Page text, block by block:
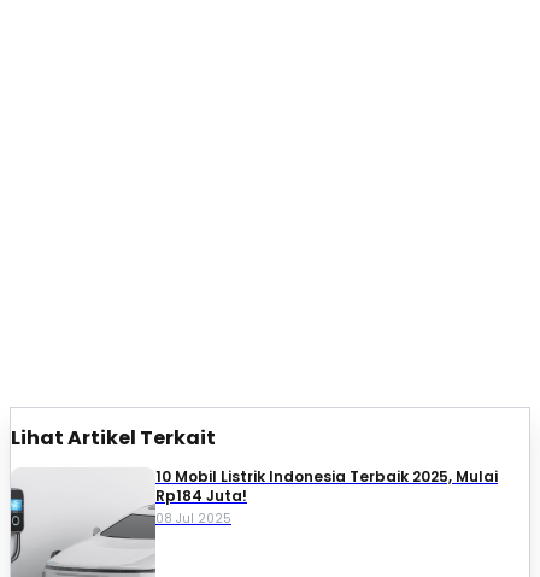
Lihat Artikel Terkait
10 Mobil Listrik Indonesia Terbaik 2025, Mulai
Rp184 Juta!
08 Jul 2025